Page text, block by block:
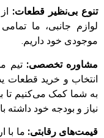
تنوع بی‌نظیر قطعات:
لوازم جانبی، ما
موجودی خود داریم.
مشاوره تخصصی: تیم
انتخاب و خرید
به شما کمک می‌کنیم تا
نیاز و بودجه خود داشته
قیمت‌های رقابتی: ما با